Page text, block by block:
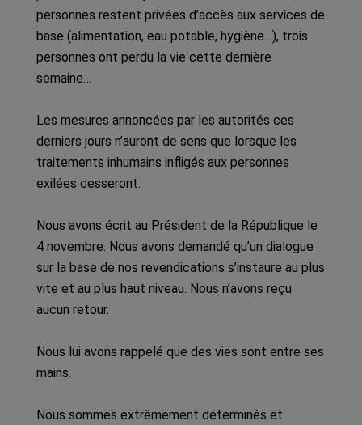
personnes restent privées d’accès aux services de
base (alimentation, eau potable, hygiène…), trois
personnes ont perdu la vie cette dernière
semaine…
Les mesures annoncées par les autorités ces
derniers jours n’auront de sens que lorsque les
traitements inhumains infligés aux personnes
exilées cesseront.
Nous avons écrit au Président de la République le
4 novembre. Nous avons demandé qu’un dialogue
sur la base de nos revendications s’instaure au plus
vite et au plus haut niveau. Nous n’avons reçu
aucun retour.
Nous lui avons rappelé que des vies sont entre ses
mains.
Nous sommes extrêmement déterminés et